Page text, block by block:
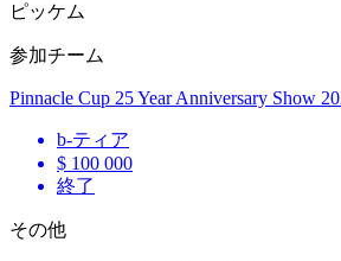
ピッケム
参加チーム
Pinnacle Cup 25 Year Anniversary Show
b-ティア
$ 100 000
終了
その他